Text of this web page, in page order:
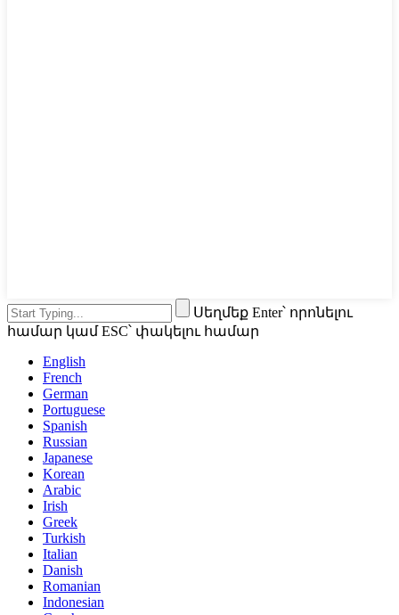
Սեղմեք Enter՝ որոնելու
համար կամ ESC՝ փակելու համար
English
French
German
Portuguese
Spanish
Russian
Japanese
Korean
Arabic
Irish
Greek
Turkish
Italian
Danish
Romanian
Indonesian